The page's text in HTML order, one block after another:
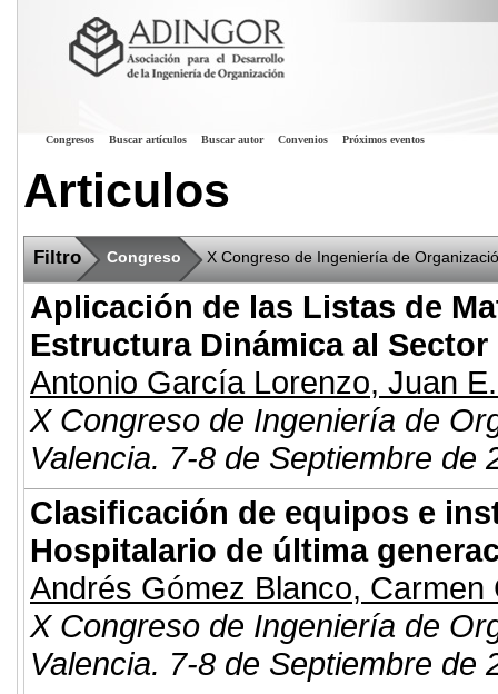
Congresos Buscar artículos Buscar autor Convenios Próximos eventos
Articulos
Filtro Congreso X Congreso de Ingeniería de
Aplicación de las Listas de
Estructura Dinámica al Sector
Antonio García Lorenzo, Juan
X Congreso de Ingeniería de
Valencia. 7-8 de Septiembre de
Clasificación de equipos e
Hospitalario de última
Andrés Gómez Blanco, Carmen
X Congreso de Ingeniería de
Valencia. 7-8 de Septiembre de